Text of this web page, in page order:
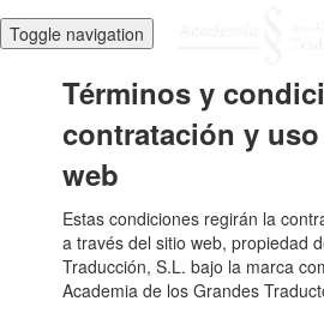
Toggle navigation
Términos y
contratación y
web
Estas condiciones regirán la
a través del sitio web, propiedad
Traducción, S.L. bajo la marca
Academia de los Grandes